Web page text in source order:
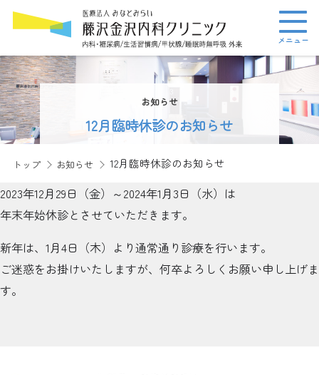
メニュー
お知らせ
12月臨時休診のお知らせ
トップ お知らせ 12月臨時休診のお知らせ
2023年12月29日（金）～2024年1月3日（水）は
年末年始休診とさせていただきます。
新年は、1月4日（木）より通常通り診療を行います。
ご迷惑をお掛けいたしますが、何卒よろしくお願い申し上げま
す。